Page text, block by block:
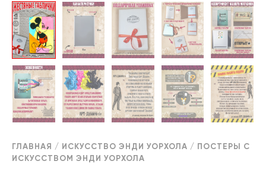
ГЛАВНАЯ / ИСКУССТВО ЭНДИ УОРХОЛА / ПОСТЕРЫ С
ИСКУССТВОМ ЭНДИ УОРХОЛА